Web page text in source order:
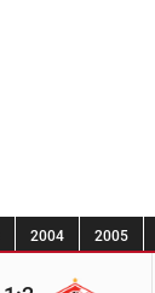
2004 2005